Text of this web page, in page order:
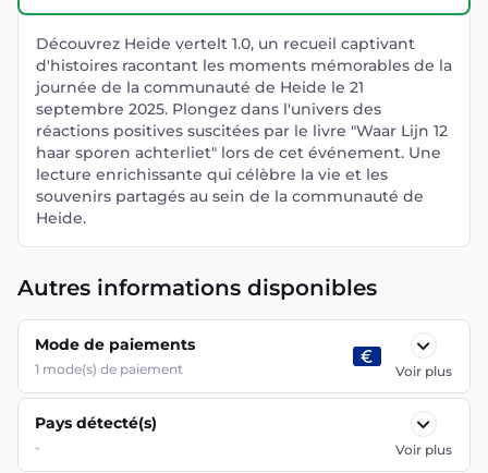
Découvrez Heide vertelt 1.0, un recueil captivant
d'histoires racontant les moments mémorables de la
journée de la communauté de Heide le 21
septembre 2025. Plongez dans l'univers des
réactions positives suscitées par le livre "Waar Lijn 12
haar sporen achterliet" lors de cet événement. Une
lecture enrichissante qui célèbre la vie et les
souvenirs partagés au sein de la communauté de
Heide.
Autres informations disponibles
Mode de paiements
1 mode(s) de paiement Voir plus
Pays détecté(s)
- Voir plus